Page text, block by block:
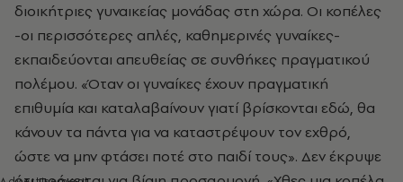
διοικήτριες γυναικείας μονάδας στη χώρα. Οι κοπέλες
-οι περισσότερες απλές, καθημερινές γυναίκες-
εκπαιδεύονται απευθείας σε συνθήκες πραγματικού
πολέμου. «Όταν οι γυναίκες έχουν πραγματική
επιθυμία και καταλαβαίνουν γιατί βρίσκονται εδώ, θα
κάνουν τα πάντα για να καταστρέψουν τον εχθρό,
ώστε να μην φτάσει ποτέ στο παιδί τους». Δεν έκρυψε